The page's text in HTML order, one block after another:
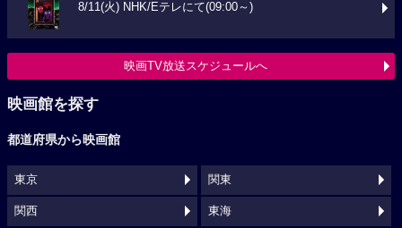
8/11(火) NHK/Eテレにて(09:00～)
映画TV放送スケジュールへ
映画館を探す
都道府県から映画館
東京 関東
関西 東海